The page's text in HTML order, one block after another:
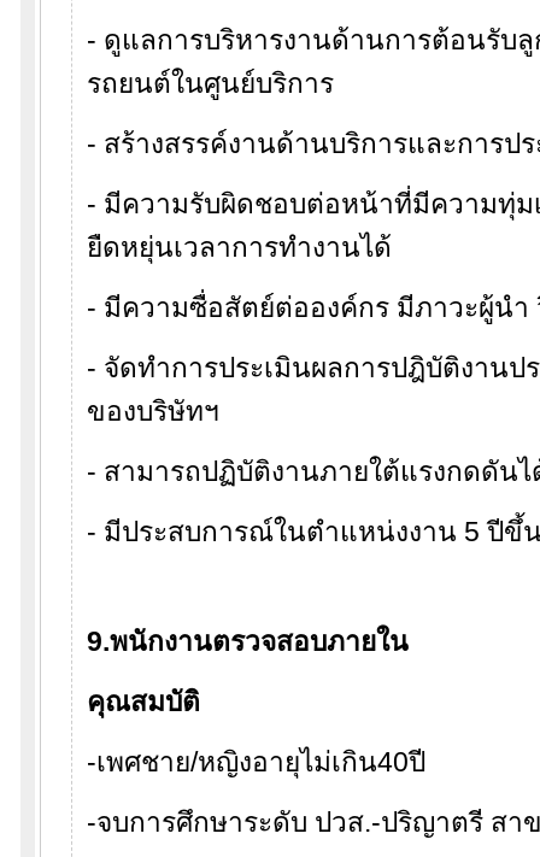
- ดูแลการบริหารงานด้านการต้อนรับ
รถยนต์ในศูนย์บริการ
- สร้างสรรค์งานด้านบริการและการป
- มีความรับผิดชอบต่อหน้าที่มีความทุ่ม
ยืดหยุ่นเวลาการทำงานได้
- มีความซื่อสัตย์ต่อองค์กร มีภาวะผู้น
- จัดทำการประเมินผลการปฎิบัติงานป
ของบริษัทฯ
- สามารถปฏิบัติงานภายใต้แรงกดดัน
- มีประสบการณ์ในตำแหน่งงาน 5 ปีขึ้
9.พนักงานตรวจสอบภายใน
คุณสมบัติ
-เพศชาย/หญิงอายุไม่เกิน40ปี
-จบการศึกษาระดับ ปวส.-ปริญาตรี สา